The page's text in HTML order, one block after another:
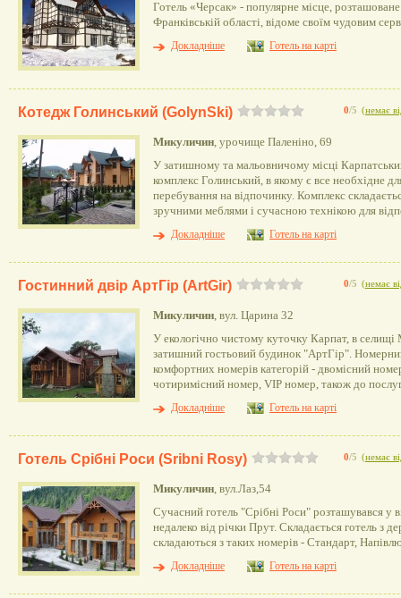
Готель «Черсак» - популярне місце,
Франківській області, відоме своїм чудовим
Докладніше
Готель на карті
0/5 (немає
Котедж Голинський (GolynSki)
Микуличин, урочище Паленіно, 69
У затишному та мальовничому місці
комплекс Голинський, в якому є все необхідне
перебування на відпочинку. Комплекс
зручними меблями і сучасною технікою для
Докладніше
Готель на карті
0/5 (немає
Гостинний двір АртГір (ArtGir)
Микуличин, вул. Царина 32
У екологічно чистому куточку Карпат, в
затишний гостьовий будинок "АртГір".
комфортних номерів категорій - двомісний
чотиримісний номер, VIP номер, також до
Докладніше
Готель на карті
0/5 (немає
Готель Срібні Роси (Sribni Rosy)
Микуличин, вул.Лаз,54
Сучасний готель "Срібні Роси" розташувався у
недалеко від річки Прут. Складається готель з
складаються з таких номерів - Стандарт,
Докладніше
Готель на карті